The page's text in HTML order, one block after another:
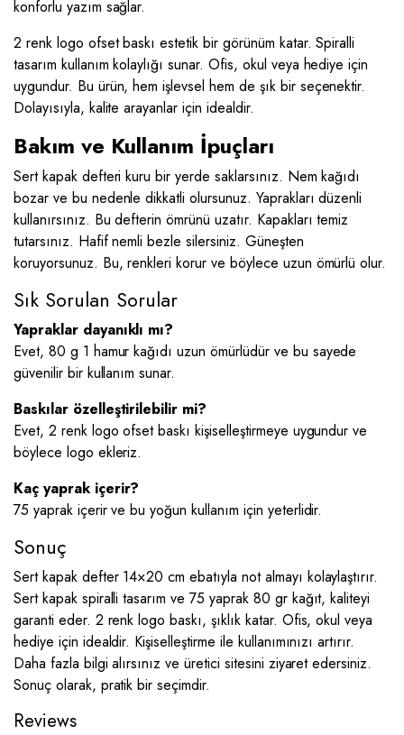
konforlu yazım sağlar.
2 renk logo ofset baskı estetik bir görünüm katar. Spiralli
tasarım kullanım kolaylığı sunar. Ofis, okul veya hediye için
uygundur. Bu ürün, hem işlevsel hem de şık bir seçenektir.
Dolayısıyla, kalite arayanlar için idealdir.
Bakım ve Kullanım İpuçları
Sert kapak defteri kuru bir yerde saklarsınız. Nem kağıdı
bozar ve bu nedenle dikkatli olursunuz. Yaprakları düzenli
kullanırsınız. Bu defterin ömrünü uzatır. Kapakları temiz
tutarsınız. Hafif nemli bezle silersiniz. Güneşten
koruyorsunuz. Bu, renkleri korur ve böylece uzun ömürlü olur.
Sık Sorulan Sorular
Yapraklar dayanıklı mı?
Evet, 80 g 1 hamur kağıdı uzun ömürlüdür ve bu sayede
güvenilir bir kullanım sunar.
Baskılar özelleştirilebilir mi?
Evet, 2 renk logo ofset baskı kişiselleştirmeye uygundur ve
böylece logo ekleriz.
Kaç yaprak içerir?
75 yaprak içerir ve bu yoğun kullanım için yeterlidir.
Sonuç
Sert kapak defter 14×20 cm ebatıyla not almayı kolaylaştırır.
Sert kapak spiralli tasarım ve 75 yaprak 80 gr kağıt, kaliteyi
garanti eder. 2 renk logo baskı, şıklık katar. Ofis, okul veya
hediye için idealdir. Kişiselleştirme ile kullanımınızı artırır.
Daha fazla bilgi alırsınız ve üretici sitesini ziyaret edersiniz.
Sonuç olarak, pratik bir seçimdir.
Reviews